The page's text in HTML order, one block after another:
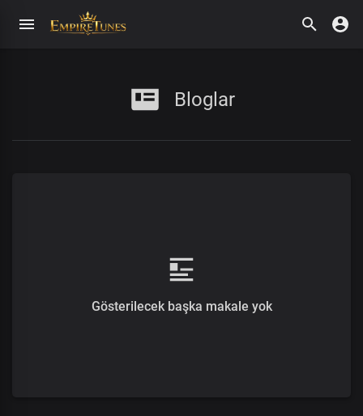
Bloglar
Gösterilecek başka makale yok